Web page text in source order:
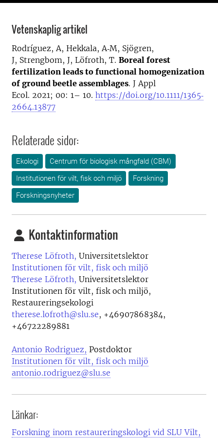
Vetenskaplig artikel
Rodríguez, A, Hekkala, A‐M, Sjögren,
J, Strengbom, J, Löfroth, T. Boreal forest
fertilization leads to functional homogenization
of ground beetle assemblages. J Appl
Ecol. 2021; 00: 1– 10. https://doi.org/10.1111/1365‐
2664.13877
Relaterade sidor:
Ekologi
Centrum för biologisk mångfald (CBM)
Institutionen för vilt, fisk och miljö
Forskning
Forskningsnyheter
Kontaktinformation
Therese Löfroth, Universitetslektor
Institutionen för vilt, fisk och miljö
Therese Löfroth, Universitetslektor
Institutionen för vilt, fisk och miljö,
Restaureringsekologi
therese.lofroth@slu.se, +46907868384,
+46722289881
Antonio Rodriguez, Postdoktor
Institutionen för vilt, fisk och miljö
antonio.rodriguez@slu.se
Länkar:
Forskning inom restaureringskologi vid SLU Vilt,